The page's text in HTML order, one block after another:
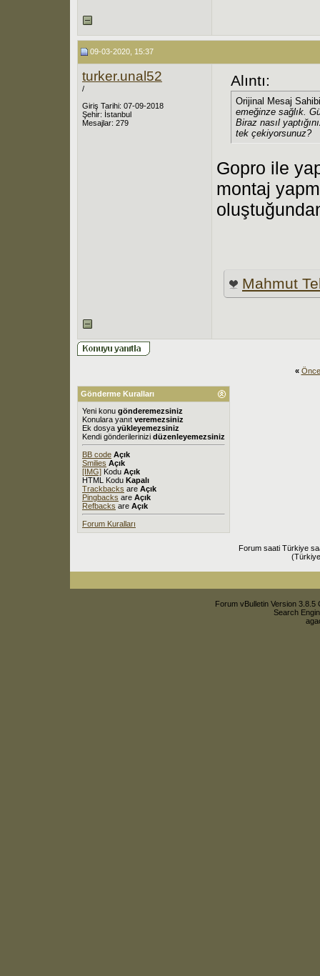
09-03-2020, 15:37
turker.unal52
/
Giriş Tarihi: 07-09-2018
Şehir: İstanbul
Mesajlar: 279
Alıntı:
Orijinal Mesaj
emeğinze sağlık.
Biraz nasıl
tek çekiyorsunuz?
Gopro ile
montaj
Mahmut
«
Gönderme Kuralları
Yeni konu gönderemezsiniz
Konulara yanıt veremezsiniz
Ek dosya yükleyemezsiniz
Kendi gönderilerinizi düzenleyemezsiniz
BB code Açık
Smilies Açık
[IMG] Kodu Açık
HTML Kodu Kapalı
Trackbacks are Açık
Pingbacks are Açık
Refbacks are Açık
Forum Kuralları
Forum saati Türkiye
Forum vBulletin Version
Search